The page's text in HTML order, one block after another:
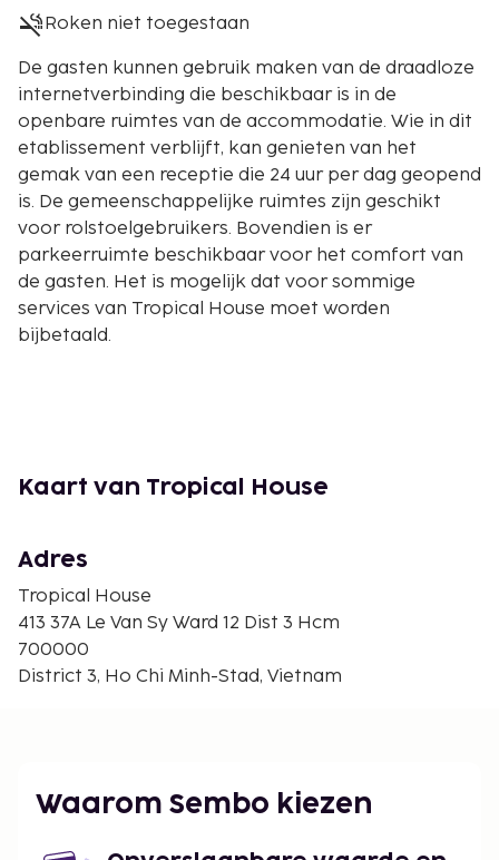
Roken niet toegestaan
De gasten kunnen gebruik maken van de draadloze
internetverbinding die beschikbaar is in de
openbare ruimtes van de accommodatie. Wie in dit
etablissement verblijft, kan genieten van het
gemak van een receptie die 24 uur per dag geopend
is. De gemeenschappelijke ruimtes zijn geschikt
voor rolstoelgebruikers. Bovendien is er
parkeerruimte beschikbaar voor het comfort van
de gasten. Het is mogelijk dat voor sommige
services van Tropical House moet worden
bijbetaald.
Kaart van Tropical House
Adres
Tropical House
413 37A Le Van Sy Ward 12 Dist 3 Hcm
700000
District 3, Ho Chi Minh-Stad, Vietnam
Waarom Sembo kiezen